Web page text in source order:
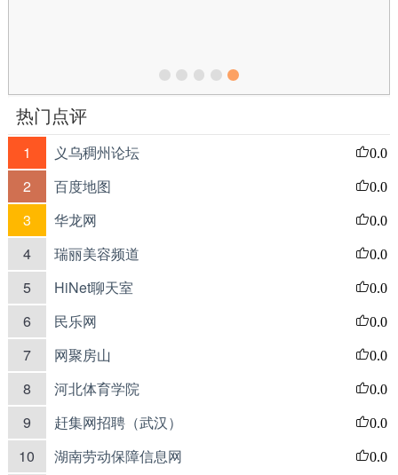
热门点评
1 义乌稠州论坛 0.0
2 百度地图 0.0
3 华龙网 0.0
4 瑞丽美容频道 0.0
5 HiNet聊天室 0.0
6 民乐网 0.0
7 网聚房山 0.0
8 河北体育学院 0.0
9 赶集网招聘（武汉） 0.0
10 湖南劳动保障信息网 0.0